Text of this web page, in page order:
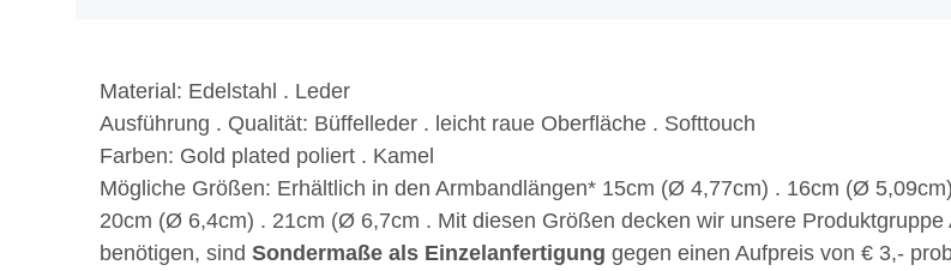
Material: Edelstahl . Leder
Ausführung . Qualität: Büffelleder . leicht raue Oberfläche . Softtouch
Farben: Gold plated poliert . Kamel
Mögliche Größen: Erhältlich in den Armbandlängen* 15cm (Ø 4,77cm) . 16cm (Ø
20cm (Ø 6,4cm) . 21cm (Ø 6,7cm . Mit diesen Größen decken wir unsere
benötigen, sind Sondermaße als Einzelanfertigung gegen einen Aufpreis von € 3,-